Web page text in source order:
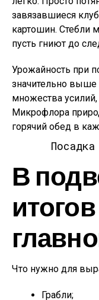
завязавшиеся
картошин. Стебли
пусть гниют до
Урожайность при
значительно выше
множества
Микрофлора
горячий обед в
В
Что нужно для
Грабли;